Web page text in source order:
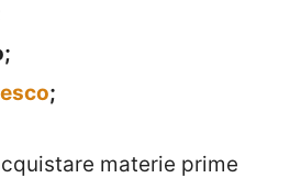
;
materie prime